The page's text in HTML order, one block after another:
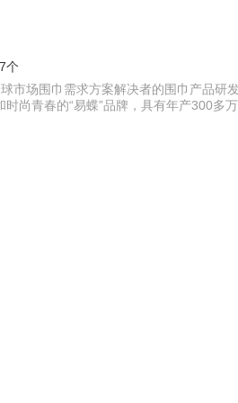
个
市场围巾需求方案解决者的围巾产品研
尚青春的“易蝶”品牌，具有年产300多